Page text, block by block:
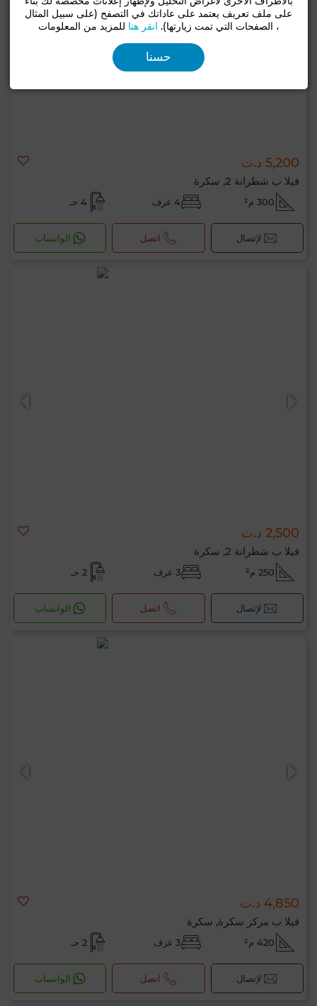
5,200 د.ت
فيلا ب شطرانة 2, سكرة
300 م² 4 غرف 4 حـ
لإتصال اتصل الواتساب
2,500 د.ت
فيلا ب شطرانة 2, سكرة
250 م² 3 غرف 2 حـ
لإتصال اتصل الواتساب
4,850 د.ت
فيلا ب مركز سكرة, سكرة
420 م² 3 غرف 2 حـ
لإتصال اتصل الواتساب
على ملف تعريف يعتمد على عاداتك في التصفح (على سبيل المثال
، الصفحات التي تمت زيارتها). انقر هنا للمزيد من المعلومات
حسنا